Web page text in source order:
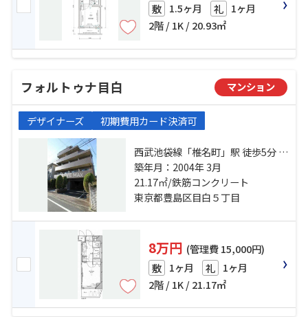
敷 1.5ヶ月 礼 1ヶ月
2階 / 1K / 20.93㎡
フォルトゥナ目白 マンション
デザイナーズ 初期費用カード決済可
西武池袋線「椎名町」駅 徒歩5分 山
手線「目白」駅 徒歩13分 西武新宿
線「下落合」駅 徒歩13分
築年月：2004年 3月
21.17㎡/鉄筋コンクリート
東京都豊島区目白５丁目
8万円 (管理費 15,000円)
敷 1ヶ月 礼 1ヶ月
2階 / 1K / 21.17㎡